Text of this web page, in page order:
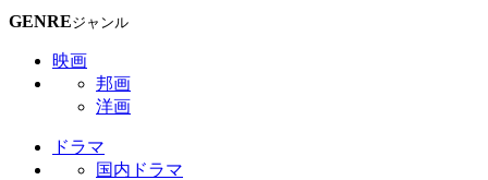
GENREジャンル
映画
邦画
洋画
ドラマ
国内ドラマ